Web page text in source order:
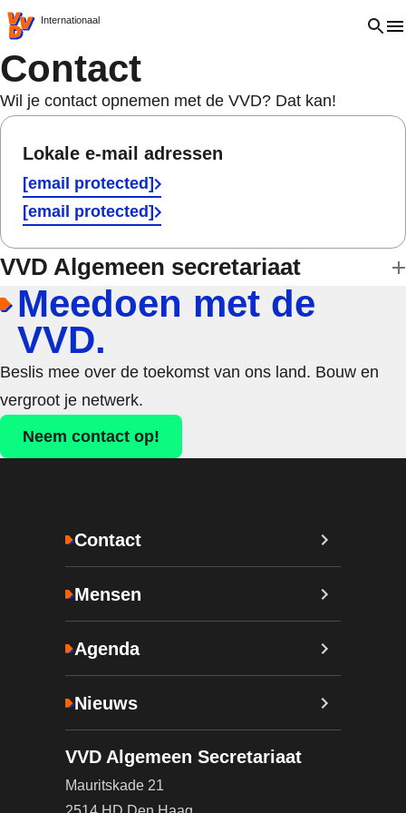
VVD.nl - Ga naar de homepage
Internationaal Open
Contact
Wil je contact opnemen met de VVD? Dat kan!
Lokale e-mail adressen
[email protected]
[email protected]
VVD Algemeen secretariaat
Meedoen met de
VVD.
Beslis mee over de toekomst van ons land. Bouw en
vergroot je netwerk.
Neem contact op!
Contact
Mensen
Agenda
Nieuws
VVD Algemeen Secretariaat
Mauritskade 21